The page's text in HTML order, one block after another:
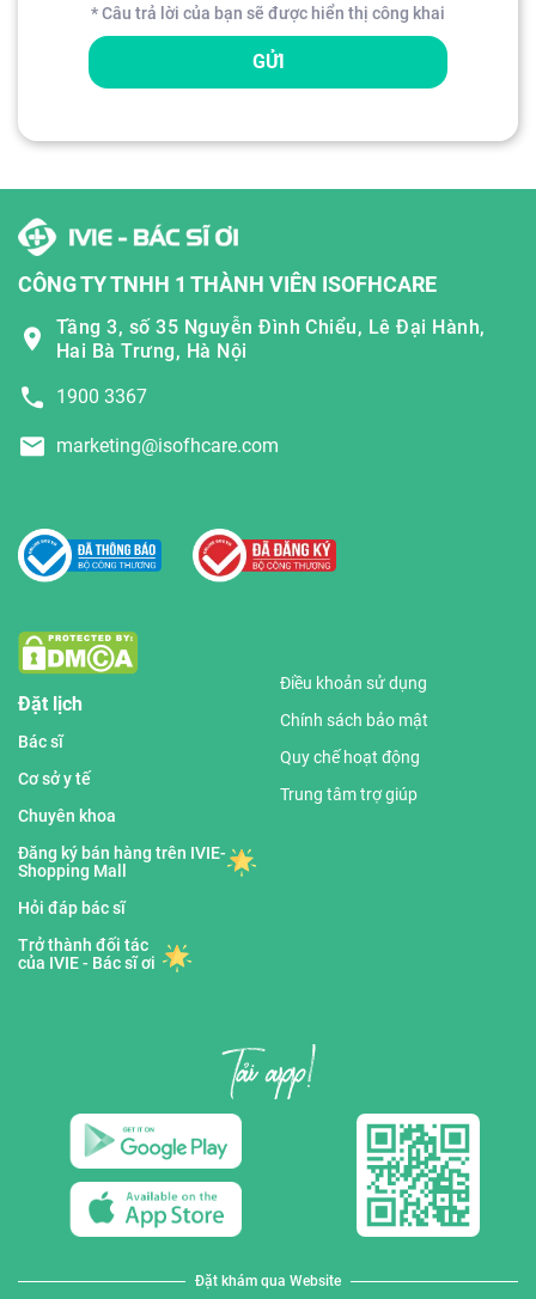
* Câu trả lời của bạn sẽ được hiển thị công khai
GỬI
CÔNG TY TNHH 1 THÀNH VIÊN ISOFHCARE
Tầng 3, số 35 Nguyễn Đình Chiểu, Lê Đại Hành,
Hai Bà Trưng, Hà Nội
1900 3367
marketing@isofhcare.com
Đặt lịch
Bác sĩ
Cơ sở y tế
Chuyên khoa
Đăng ký bán hàng trên IVIE-
Shopping Mall
Hỏi đáp bác sĩ
Trở thành đối tác
của IVIE - Bác sĩ ơi
Điều khoản sử dụng
Chính sách bảo mật
Quy chế hoạt động
Trung tâm trợ giúp
Đặt khám qua Website